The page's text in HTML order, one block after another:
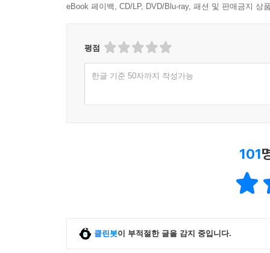
eBook 페이백, CD/LP, DVD/Blu-ray, 패션 및 판매금지 상
평점
한글 기준 50자까지 작성가능
101
클린봇이 부적절한 글을 감지 중입니다.